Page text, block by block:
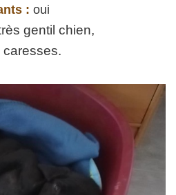
: oui
rès gentil chien,